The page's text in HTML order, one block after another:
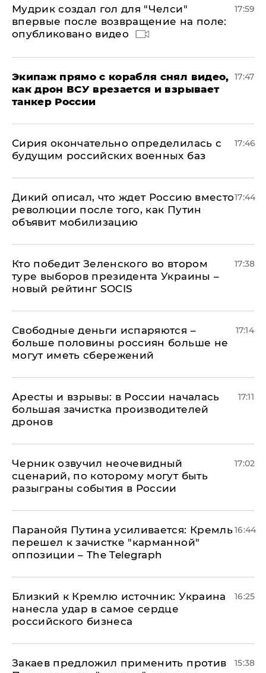
Мудрик создал гол для "Челси"
впервые после возвращение на поле:
опубликовано видео
17:59
Экипаж прямо с корабля снял видео,
как дрон ВСУ врезается и взрывает
танкер России
17:47
Сирия окончательно определилась с
будущим российских военных баз
17:46
Дикий описал, что ждет Россию вместо
революции после того, как Путин
объявит мобилизацию
17:44
Кто победит Зеленского во втором
туре выборов президента Украины –
новый рейтинг SOCIS
17:38
Свободные деньги испаряются –
больше половины россиян больше не
могут иметь сбережений
17:14
Аресты и взрывы: в России началась
большая зачистка производителей
дронов
17:11
Черник озвучил неочевидный
сценарий, по которому могут быть
разыграны события в России
17:02
Паранойя Путина усиливается: Кремль
перешел к зачистке "карманной"
оппозиции – The Telegraph
16:44
Близкий к Кремлю источник: Украина
нанесла удар в самое сердце
российского бизнеса
16:25
Закаев предложил применить против
15:38